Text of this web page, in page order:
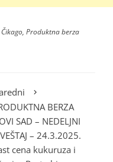
, Produktna berza
BERZA
SAD – NEDELJNI
– 24.3.2025.
cena kukuruza i